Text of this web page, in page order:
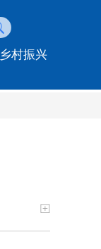
乡村振兴